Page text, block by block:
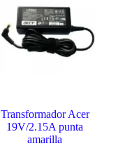
Transformador Acer
19V/2.15A punta
amarilla